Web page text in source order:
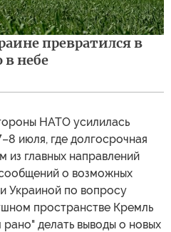
превратился в
в небе
НАТО усилилась
июля, где долгосрочная
из главных направлений
о возможных
Украиной по вопросу
пространстве Кремль
делать выводы о новых